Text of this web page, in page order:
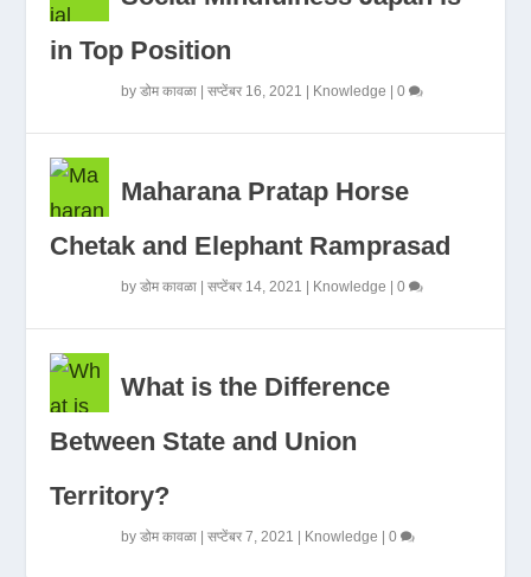
in Top Position
byडोम कावळा |सप्टेंबर 16, 2021 Knowledge |0
Maharana Pratap Horse
Chetak and Elephant Ramprasad
byडोम कावळा |सप्टेंबर 14, 2021 Knowledge |0
What is the Difference
Between State and Union
Territory?
byडोम कावळा |सप्टेंबर 7, 2021 Knowledge |0